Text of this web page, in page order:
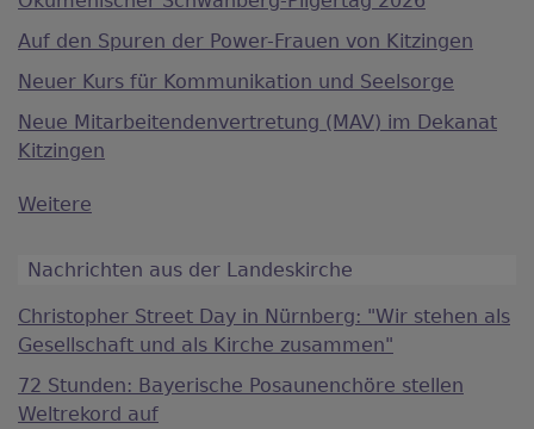
Auf den Spuren der Power-Frauen von Kitzingen
Neuer Kurs für Kommunikation und Seelsorge
Neue Mitarbeitendenvertretung (MAV) im Dekanat
Kitzingen
Weitere
Nachrichten aus der Landeskirche
Christopher Street Day in Nürnberg: "Wir stehen als
Gesellschaft und als Kirche zusammen"
72 Stunden: Bayerische Posaunenchöre stellen
Weltrekord auf